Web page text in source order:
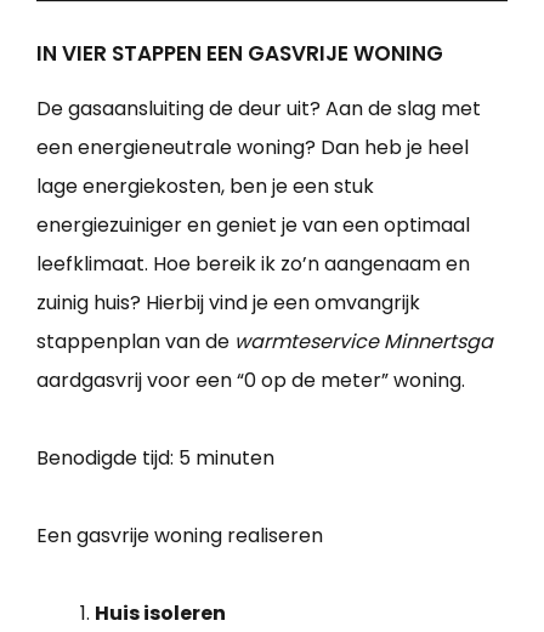
IN VIER STAPPEN EEN GASVRIJE WONING
De gasaansluiting de deur uit? Aan de slag met
een energieneutrale woning? Dan heb je heel
lage energiekosten, ben je een stuk
energiezuiniger en geniet je van een optimaal
leefklimaat. Hoe bereik ik zo’n aangenaam en
zuinig huis? Hierbij vind je een omvangrijk
stappenplan van de warmteservice Minnertsga
aardgasvrij voor een “0 op de meter” woning.
Benodigde tijd: 5 minuten
Een gasvrije woning realiseren
Huis isoleren